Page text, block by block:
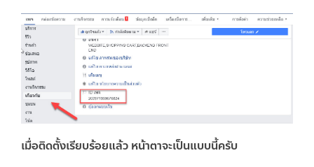
เมื่อติดตั้งเรียบร้อยแล้ว หน้าตาจะเป็นแบบนี้ครับ